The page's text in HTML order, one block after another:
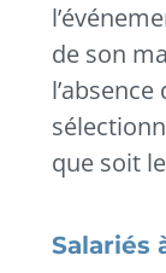
de son
que soit
Salariés